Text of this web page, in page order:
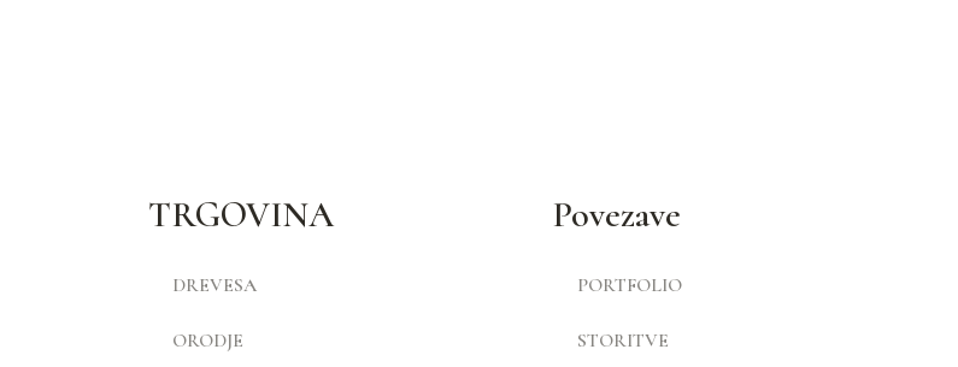
TRGOVINA
DREVESA
ORODJE
Povezave
PORTFOLIO
STORITVE